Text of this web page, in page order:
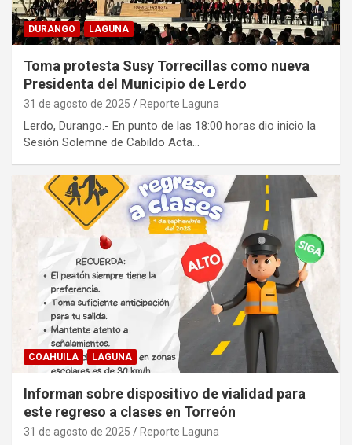
DURANGO LAGUNA
Toma protesta Susy Torrecillas como nueva
Presidenta del Municipio de Lerdo
31 de agosto de 2025 Reporte Laguna
Lerdo, Durango.- En punto de las 18:00 horas dio inicio la
Sesión Solemne de Cabildo Acta…
COAHUILA LAGUNA
Informan sobre dispositivo de vialidad para
este regreso a clases en Torreón
31 de agosto de 2025 Reporte Laguna